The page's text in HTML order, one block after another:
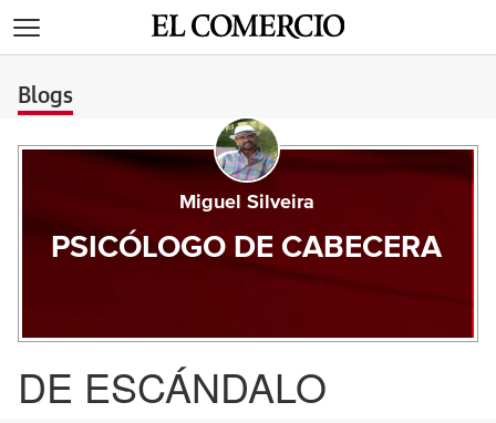
Blogs
Miguel Silveira
PSICÓLOGO DE CABECERA
DE ESCÁNDALO